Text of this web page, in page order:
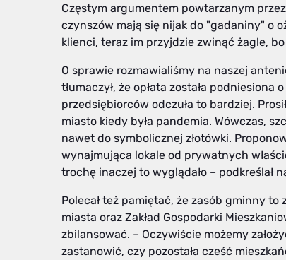
Częstym argumentem powtarzanym
czynszów mają się nijak do "gadaniny" o
klienci, teraz im przyjdzie zwinąć żagle,
O sprawie rozmawialiśmy na naszej
tłumaczył, że opłata została
przedsiębiorców odczuła to bardziej.
miasto kiedy była pandemia. Wówczas,
nawet do symbolicznej złotówki.
wynajmująca lokale od prywatnych
trochę inaczej to wyglądało – podkreślał
Polecał też pamiętać, że zasób gminny
miasta oraz Zakład Gospodarki
zbilansować. – Oczywiście możemy
zastanowić, czy pozostała cześć